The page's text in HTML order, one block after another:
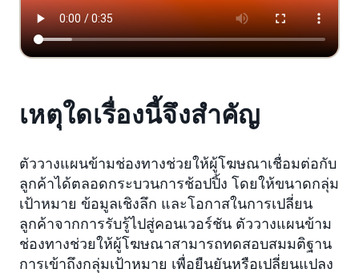
เหตุใดเรื่องนี้จึงสำคัญ
ตัววางแผนข้ามช่องทางช่วยให้ผู้โฆษณาเชื่อมต่อกับ
ลูกค้าได้ตลอดกระบวนการช้อปปิ้ง โดยให้ขนาดกลุ่ม
เป้าหมาย ข้อมูลเชิงลึก และโอกาสในการเปลี่ยน
ลูกค้าจากการรับรู้ไปสู่คอนเวอร์ชัน ตัววางแผนข้าม
ช่องทางช่วยให้ผู้โฆษณาสามารถทดสอบสมมติฐาน
การเข้าถึงกลุ่มเป้าหมาย เพื่อยืนยันหรือเปลี่ยนแปลง